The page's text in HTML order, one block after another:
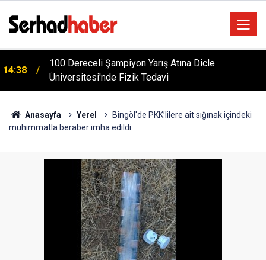
04:20
Türkiye'yi Değiştiren Lider Turgut Özal'ın Asıl
Mesleği Ne? Şaşırtan Mühendislik Hikayesi
Anasayfa Yerel
Bingöl'de PKK’lilere ait sığınak içindeki
mühimmatla beraber imha edildi